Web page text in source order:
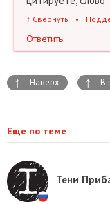
↑ Свернуть •
Ответить
↑ Наверх ↑ В
Еще по теме
Тени